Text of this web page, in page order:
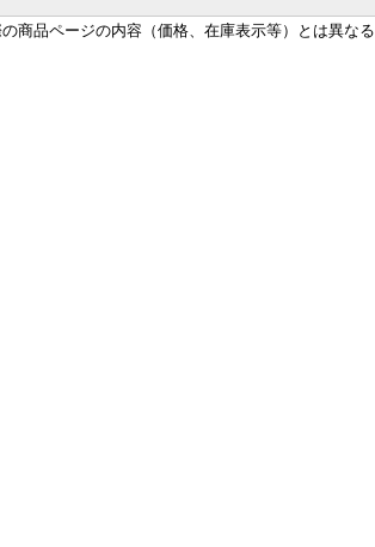
商品ページの内容（価格、在庫表示等）とは異なる